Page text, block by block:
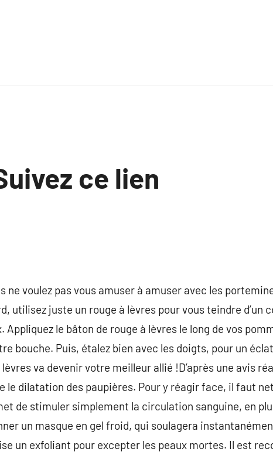
ce lien
ne voulez pas vous amuser à amuser avec les
utilisez juste un rouge à lèvres pour vous teindre d’un
Appliquez le bâton de rouge à lèvres le long de vos
bouche. Puis, étalez bien avec les doigts, pour un
va devenir votre meilleur allié !D’après une avis
le dilatation des paupières. Pour y réagir face, il faut
de stimuler simplement la circulation sanguine, en
un masque en gel froid, qui soulagera
un exfoliant pour excepter les peaux mortes. Il est